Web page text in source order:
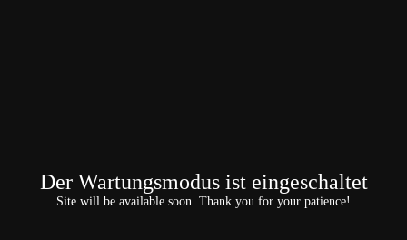
Der Wartungsmodus ist eingeschaltet
Site will be available soon. Thank you for your patience!